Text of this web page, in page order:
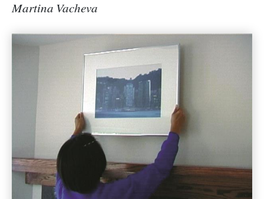
Martina Vacheva